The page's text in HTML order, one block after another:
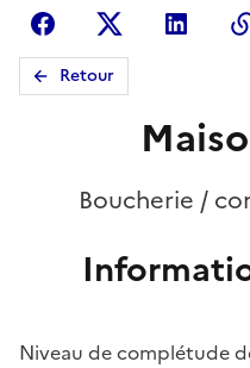
FacebookX
Retour
Boucherie /
Niveau de complétude